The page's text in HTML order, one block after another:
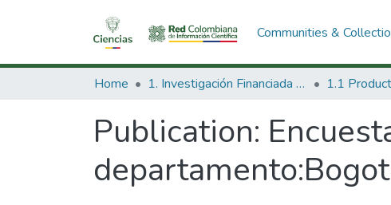
Communities &
Home 1. Investigación Financiada con Recursos Públicos
Publication: